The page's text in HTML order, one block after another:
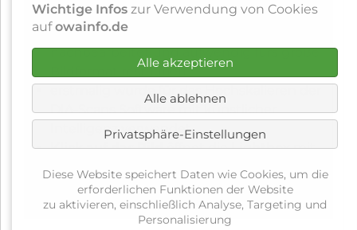
(KI-Hochskalierung)
Alle Fotos wurden einzeln digital
nachbearbeitet und aufwendig fürs große
Bildformat restauriert
erstmalig wurde für das Hochskalieren der
DIA-Scans Software mit künstlicher
Intelligenz verwendet
Klick auf das Bildöffnet dieLightboxmit
Bildtext - im
großen Bildformat
Anzahl: 34 Fotos
Wichtige Infos zur Verwendung von Cookies
aufowainfo.de
Alle akzeptieren
Alle ablehnen
Privatsphäre-Einstellungen
Diese Website speichert Daten wie Cookies, um die
erforderlichen Funktionen der Website
zu aktivieren, einschließlich Analyse, Targeting und
Personalisierung